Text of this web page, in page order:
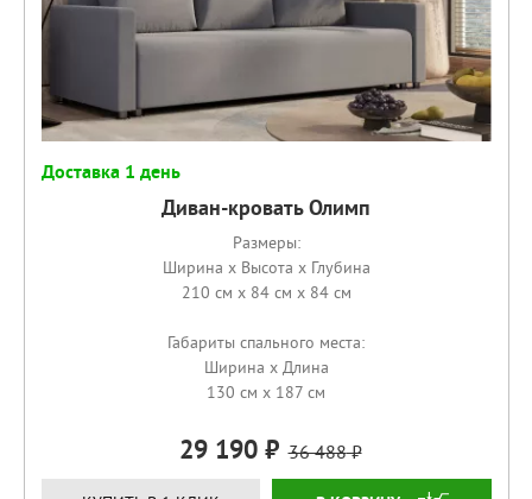
Доставка 1 день
Диван-кровать Олимп
Размеры:
Ширина x Высота x Глубина
210 см x 84 см x 84 см
Габариты спального места:
Ширина x Длина
130 см x 187 см
29 190 36 488